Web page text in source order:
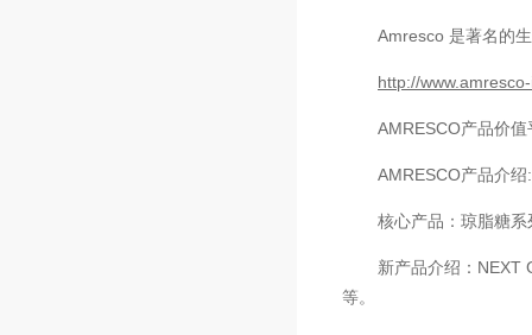
Amresco 是著名的
http://
AMRESCO产品价
AMRESCO产品介绍
核心产品：琼脂糖
新产品介绍： NEXT
等。